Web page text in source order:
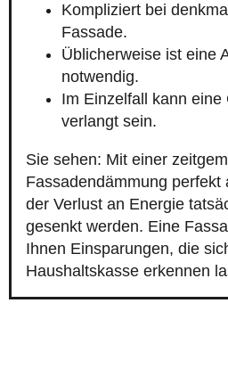
Kompliziert bei
Fassade.
Üblicherweise ist eine
notwendig.
Im Einzelfall kann eine
verlangt sein.
Sie sehen: Mit einer
Fassadendämmung perfekt
der Verlust an Energie
gesenkt werden. Eine
Ihnen Einsparungen, die
Haushaltskasse erkennen